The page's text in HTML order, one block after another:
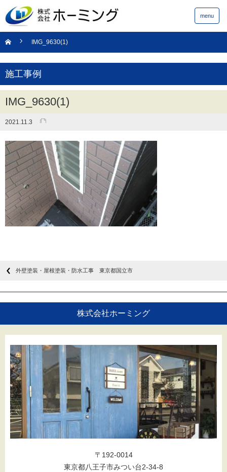
menu
IMG_9630(1)
施工事例
IMG_9630(1)
2021.11.3
外壁塗装・屋根塗装・防水工事 東京都国立市
株式会社ホーミング
〒192-0014
東京都八王子市みつい台2-34-8